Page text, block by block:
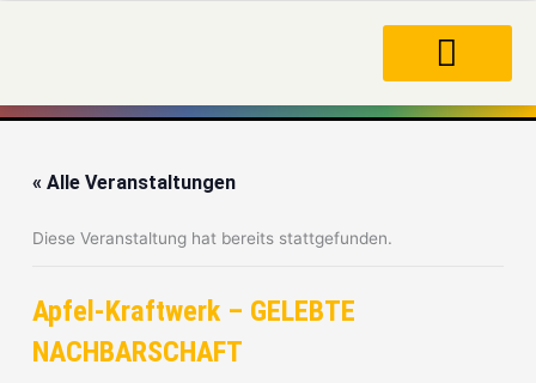
« Alle Veranstaltungen
Diese Veranstaltung hat bereits stattgefunden.
Apfel-Kraftwerk – GELEBTE
NACHBARSCHAFT